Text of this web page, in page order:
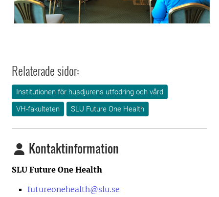
Relaterade sidor:
Institutionen för husdjurens utfodring och vård
VH-fakulteten
SLU Future One Health
Kontaktinformation
SLU Future One Health
futureonehealth@slu.se